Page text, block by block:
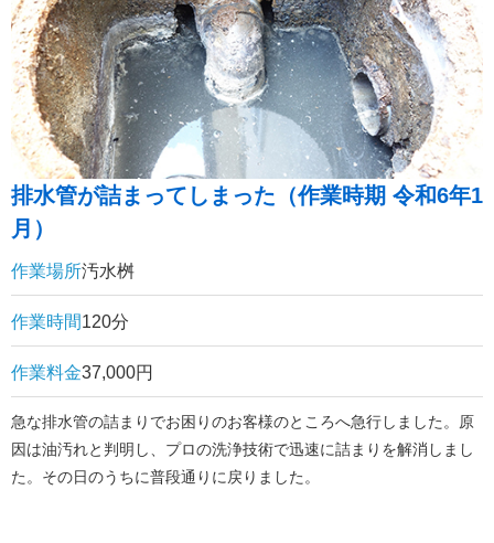
排水管が詰まってしまった（作業時期 令和6年1
月）
作業場所汚水桝
作業時間120分
作業料金37,000円
急な排水管の詰まりでお困りのお客様のところへ急行しました。原
因は油汚れと判明し、プロの洗浄技術で迅速に詰まりを解消しまし
た。その日のうちに普段通りに戻りました。